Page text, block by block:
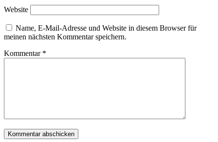
Website
Name, E-Mail-Adresse und Website in diesem Browser für
meinen nächsten Kommentar speichern.
Kommentar *